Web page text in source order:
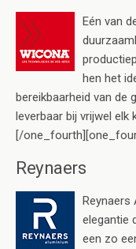
Eén van
hen het
bereikbaarheid van de
leverbaar bij vrijwel elk
[/
Reynaers
Reynaers
elegantie
een zo